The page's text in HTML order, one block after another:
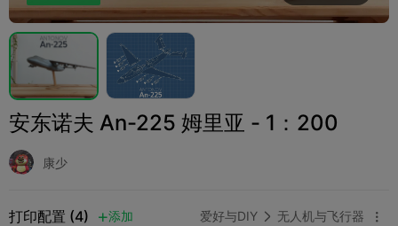
安东诺夫 An-225 姆里亚 - 1：200
康少
打印配置 (4) 添加 爱好与DIY  无人机与飞行器 